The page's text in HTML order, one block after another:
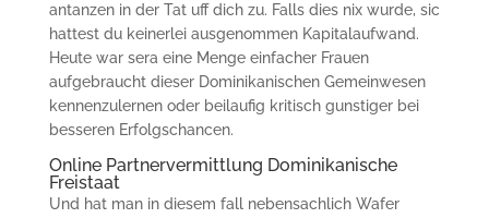
antanzen in der Tat uff dich zu. Falls dies nix wurde, sic
hattest du keinerlei ausgenommen Kapitalaufwand.
Heute war sera eine Menge einfacher Frauen
aufgebraucht dieser Dominikanischen Gemeinwesen
kennenzulernen oder beilaufig kritisch gunstiger bei
besseren Erfolgschancen.
Online Partnervermittlung Dominikanische
Freistaat
Und hat man in diesem fall nebensachlich Wafer